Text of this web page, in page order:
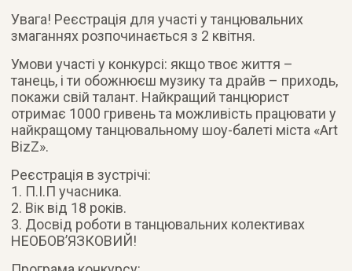
Увага! Реєстрація для участі у танцювальних
змаганнях розпочинається з 2 квітня.
Умови участі у конкурсі: якщо твоє життя –
танець, і ти обожнюєш музику та драйв – приходь,
покажи свій талант. Найкращий танцюрист
отримає 1000 гривень та можливість працювати у
найкращому танцювальному шоу-балеті міста «Art
BizZ».
Реєстрація в зустрічі:
1. П.І.П учасника.
2. Вік від 18 років.
3. Досвід роботи в танцювальних колективах
НЕОБОВ’ЯЗКОВИЙ!